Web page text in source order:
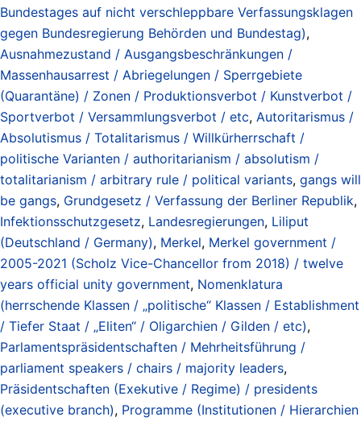
Bundestages auf nicht verschleppbare Verfassungsklagen
gegen Bundesregierung Behörden und Bundestag),
Ausnahmezustand / Ausgangsbeschränkungen /
Massenhausarrest / Abriegelungen / Sperrgebiete
(Quarantäne) / Zonen / Produktionsverbot / Kunstverbot /
Sportverbot / Versammlungsverbot / etc, Autoritarismus /
Absolutismus / Totalitarismus / Willkürherrschaft /
politische Varianten / authoritarianism / absolutism /
totalitarianism / arbitrary rule / political variants, gangs will
be gangs, Grundgesetz / Verfassung der Berliner Republik,
Infektionsschutzgesetz, Landesregierungen, Liliput
(Deutschland / Germany), Merkel, Merkel government /
2005-2021 (Scholz Vice-Chancellor from 2018) / twelve
years official unity government, Nomenklatura
(herrschende Klassen / „politische“ Klassen / Establishment
/ Tiefer Staat / „Eliten“ / Oligarchien / Gilden / etc),
Parlamentspräsidentschaften / Mehrheitsführung /
parliament speakers / chairs / majority leaders,
Präsidentschaften (Exekutive / Regime) / presidents
(executive branch), Programme (Institutionen / Hierarchien